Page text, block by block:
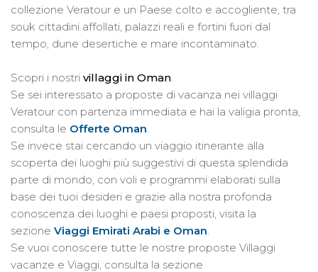
collezione Veratour e un Paese colto e accogliente, tra
souk cittadini affollati, palazzi reali e fortini fuori dal
tempo, dune desertiche e mare incontaminato.
Scopri i nostri villaggi in Oman.
Se sei interessato a proposte di vacanza nei villaggi
Veratour con partenza immediata e hai la valigia pronta,
consulta le Offerte Oman.
Se invece stai cercando un viaggio itinerante alla
scoperta dei luoghi più suggestivi di questa splendida
parte di mondo, con voli e programmi elaborati sulla
base dei tuoi desideri e grazie alla nostra profonda
conoscenza dei luoghi e paesi proposti, visita la
sezione Viaggi Emirati Arabi e Oman.
Se vuoi conoscere tutte le nostre proposte Villaggi
vacanze e Viaggi, consulta la sezione